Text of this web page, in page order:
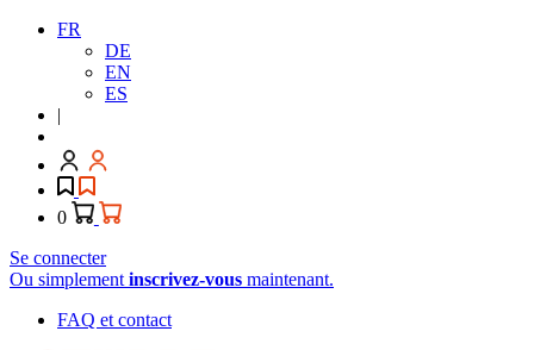
FR
DE
EN
ES
|
0
Se connecter
Ou simplement inscrivez-vous maintenant.
FAQ et contact